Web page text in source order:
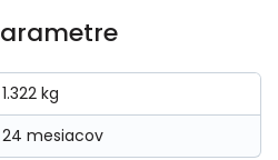
1.322 kg
24 mesiacov